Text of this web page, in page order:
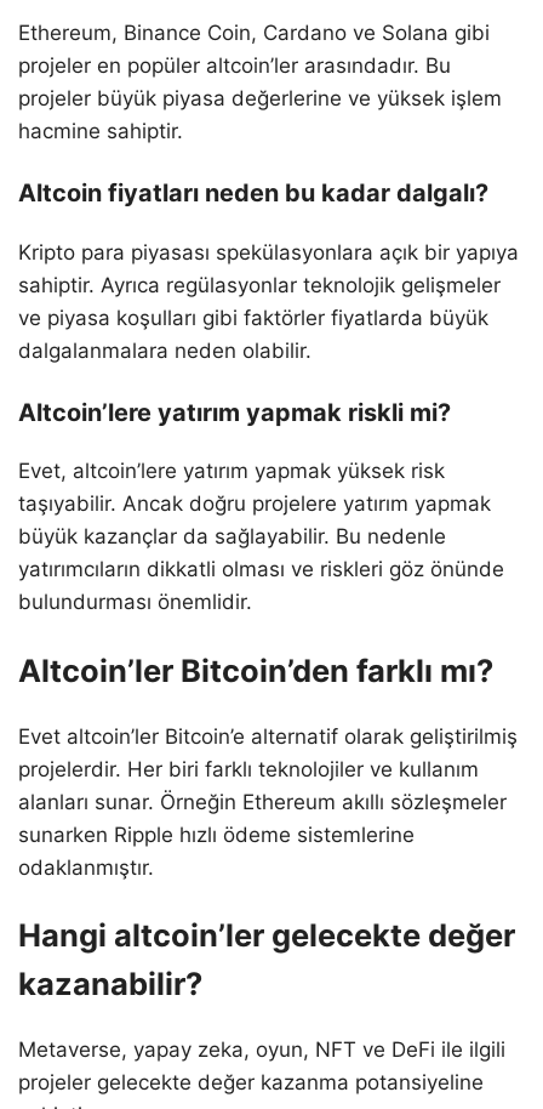
Ethereum, Binance Coin, Cardano ve Solana gibi
projeler en popüler altcoin’ler arasındadır. Bu
projeler büyük piyasa değerlerine ve yüksek işlem
hacmine sahiptir.
Altcoin fiyatları neden bu kadar dalgalı?
Kripto para piyasası spekülasyonlara açık bir yapıya
sahiptir. Ayrıca regülasyonlar teknolojik gelişmeler
ve piyasa koşulları gibi faktörler fiyatlarda büyük
dalgalanmalara neden olabilir.
Altcoin’lere yatırım yapmak riskli mi?
Evet, altcoin’lere yatırım yapmak yüksek risk
taşıyabilir. Ancak doğru projelere yatırım yapmak
büyük kazançlar da sağlayabilir. Bu nedenle
yatırımcıların dikkatli olması ve riskleri göz önünde
bulundurması önemlidir.
Altcoin’ler Bitcoin’den farklı mı?
Evet altcoin’ler Bitcoin’e alternatif olarak geliştirilmiş
projelerdir. Her biri farklı teknolojiler ve kullanım
alanları sunar. Örneğin Ethereum akıllı sözleşmeler
sunarken Ripple hızlı ödeme sistemlerine
odaklanmıştır.
Hangi altcoin’ler gelecekte değer
kazanabilir?
Metaverse, yapay zeka, oyun, NFT ve DeFi ile ilgili
projeler gelecekte değer kazanma potansiyeline